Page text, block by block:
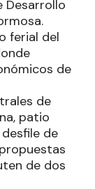
Desarrollo
ferial del
de
de
patio
de
de dos